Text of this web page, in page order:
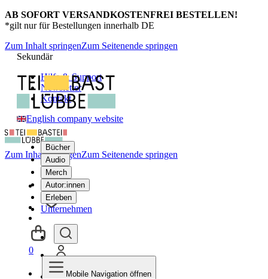
AB SOFORT VERSANDKOSTENFREI BESTELLEN!
*gilt nur für Bestellungen innerhalb DE
Zum Inhalt springenZum Seitenende springen
Sekundär
Hilfe & Support
Newsletter
Kontakt
English company website
Bücher
Audio
Merch
Autor:innen
Erleben
Unternehmen
Zum Inhalt springenZum Seitenende springen
0
Mobile Navigation öffnen